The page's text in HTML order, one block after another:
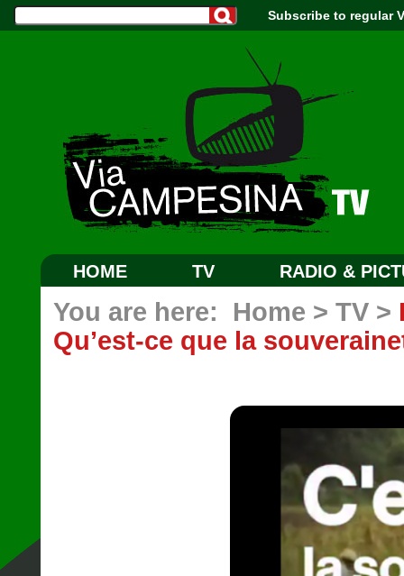
Subscribe to regular
HOME TV RADIO &
You are here: Home > TV >
Qu’est-ce que la